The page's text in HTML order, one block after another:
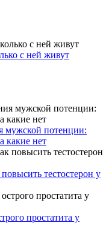
с ней живут
мужской потенции:
какие нет
тестостерон у
простатита у